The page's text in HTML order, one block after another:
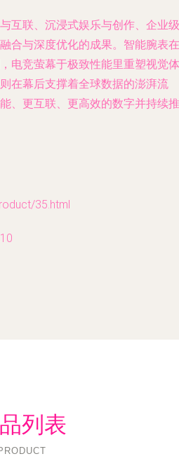
互联、沉浸式娱乐与创作、企业级
合与深度优化的成果。智能腕表在
电竞萤幕于极致性能里重塑视觉体
在幕后支撑着全球数据的澎湃流
、更互联、更高效的数字并持续推
35.html
列表